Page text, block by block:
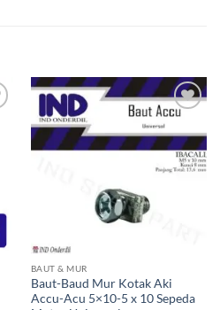
Tambahkan
ke Wishlist
BAUT & MUR
Baut-Baud Mur Kotak Aki
Accu-Acu 5×10-5 x 10 Sepeda